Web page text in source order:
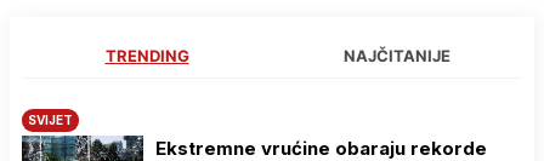
TRENDING NAJČITANIJE
SVIJET
Ekstremne vrućine obaraju rekorde